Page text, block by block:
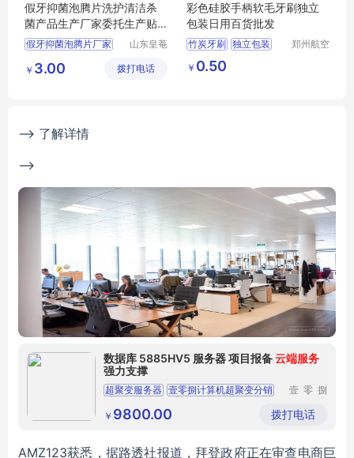
假牙抑菌泡腾片洗护清洁杀
菌产品生产厂家委托生产贴
牌定制皇菴堂
假牙抑菌泡腾片厂家
洗护清洁杀菌产品生产厂家
山东皇菴
限公司
￥ 3.00 拨打电话
彩色硅胶手柄软毛牙刷独立
包装日用百货批发
竹炭牙刷 独立包装
两元店日用百货
牙刷软毛批发
郑州航空
￥ 0.50
--> 了解详情
-->
数据库 5885HV5 服务器 项目报备云端服务
强力支撑
超聚变服务器 壹零捌计算机超聚变分销
壹零捌计算机超聚变服务器报价报价
超聚变总代型号
壹零捌
计算机有
限公司
￥ 9800.00 拨打电话
AMZ123获悉，据路透社报道，拜登政府正在审查电商巨